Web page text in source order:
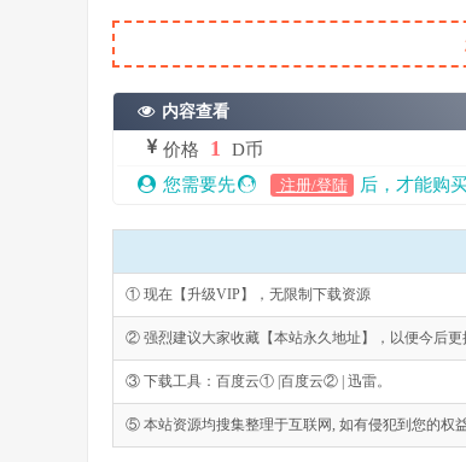
内容查看
价格 1
D币
您需要先
注册/登陆 后，才能购
① 现在【升级VIP】，无限制下载资源
② 强烈建议大家收藏【本站永久地址】，以便今后更
③ 下载工具：百度云① |百度云② | 迅雷。
⑤ 本站资源均搜集整理于互联网, 如有侵犯到您的权益